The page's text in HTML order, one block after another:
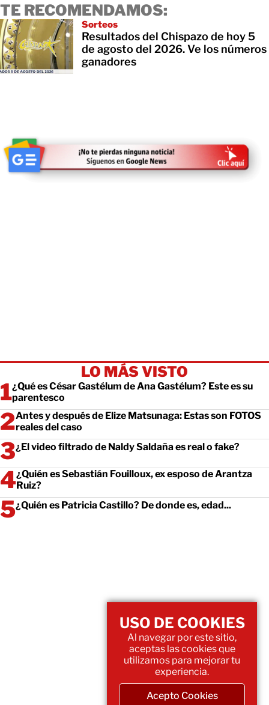
TE RECOMENDAMOS:
Sorteos
Resultados del Chispazo de hoy 5
de agosto del 2026. Ve los números
ganadores
LO MÁS VISTO
¿Qué es César Gastélum de Ana Gastélum? Este es su
parentesco
Antes y después de Elize Matsunaga: Estas son FOTOS
reales del caso
¿El video filtrado de Naldy Saldaña es real o fake?
¿Quién es Sebastián Fouilloux, ex esposo de Arantza
Ruiz?
¿Quién es Patricia Castillo? De donde es, edad...
USO DE COOKIES
Al navegar por este sitio,
aceptas las cookies que
utilizamos para mejorar tu
experiencia.
Acepto Cookies